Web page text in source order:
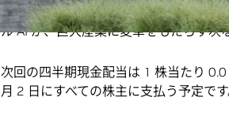
期に数十億ドルの売上高を達成してい
ル AI が、巨大産業に変革をもたらす次
次回の四半期現金配当は 1 株当たり
月 2 日にすべての株主に支払う予定です